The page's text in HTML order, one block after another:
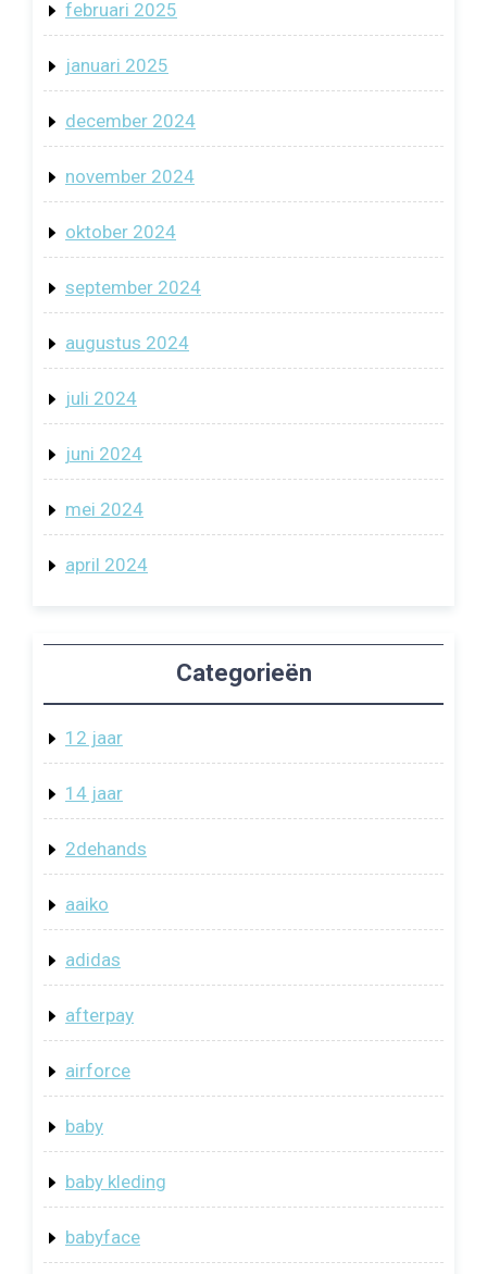
februari 2025
januari 2025
december 2024
november 2024
oktober 2024
september 2024
augustus 2024
juli 2024
juni 2024
mei 2024
april 2024
Categorieën
12 jaar
14 jaar
2dehands
aaiko
adidas
afterpay
airforce
baby
baby kleding
babyface